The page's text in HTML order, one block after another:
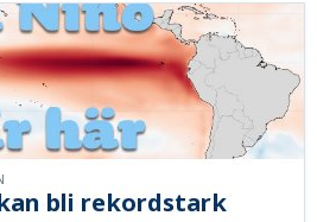
bli rekordstark